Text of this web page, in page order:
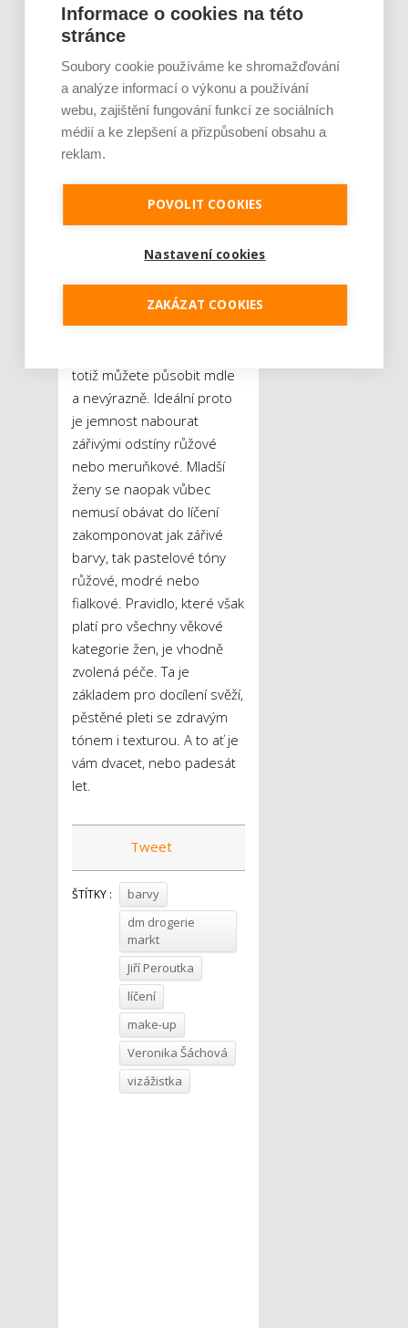
temných a tmavých odstínů
dekorativní kosmetiky.
tmavší, než váš vlastní
odstín pleti, a vždy jej
aplikujte v tenké vrstvě.
V opačném případě totiž
s nižším krytím, která se dá
v případě potřeby vrstvit.
Pozor si ve zralejším věku
dejte i na kombinaci
totiž můžete působit mdle
a nevýrazně. Ideální proto
je jemnost nabourat
zářivými odstíny růžové
nebo meruňkové. Mladší
ženy se naopak vůbec
nemusí obávat do líčení
zakomponovat jak zářivé
barvy, tak pastelové tóny
růžové, modré nebo
fialkové. Pravidlo, které však
platí pro všechny věkové
kategorie žen, je vhodně
zvolená péče. Ta je
základem pro docílení svěží,
pěstěné pleti se zdravým
tónem i texturou. A to ať je
vám dvacet, nebo padesát
let.
Tweet
ŠTÍTKY :
barvy
dm drogerie
markt
Jiří Peroutka
líčení
make-up
Veronika Šáchová
vizážistka
Informace o cookies na této
stránce
Soubory cookie používáme ke shromažďování
a analýze informací o výkonu a používání
webu, zajištění fungování funkcí ze sociálních
médií a ke zlepšení a přizpůsobení obsahu a
reklam.
POVOLIT COOKIES
Nastavení cookies
ZAKÁZAT COOKIES